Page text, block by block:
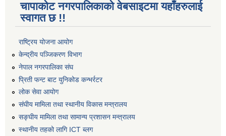
चापाकोट नगरपालिकाको वेबसाइटमा यहाँहरुलाई
स्वागत छ !!
राष्ट्रिय योजना आयोग
केन्द्रीय पञ्जिकरण विभाग
नेपाल नगरपालिका संघ
प्रिती फन्ट बाट युनिकोड कन्भर्रटर
लोक सेवा आयोग
संघीय मामिला तथा स्थानीय विकास मन्त्रालय
सङ्घीय मामिला तथा सामान्य प्रशासन मन्त्रालय
स्थानीय तहको लागि ICT ब्लग